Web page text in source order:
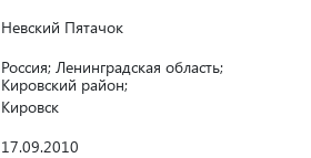
Невский Пятачок
Россия; Ленинградская область;
Кировский район;
Кировск
17.09.2010